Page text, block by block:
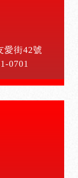
愛街42號
0701